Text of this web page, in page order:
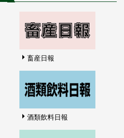
畜産日報
酒類飲料日報